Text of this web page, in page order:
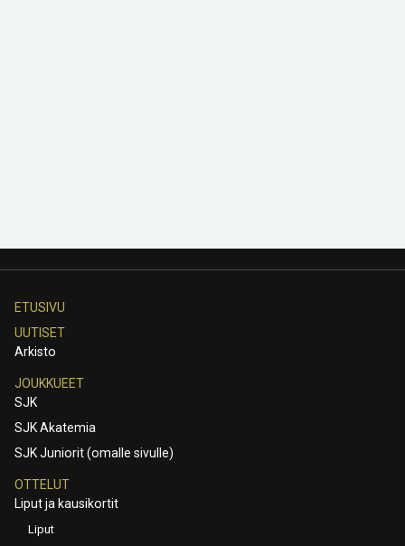
ETUSIVU
UUTISET
Arkisto
JOUKKUEET
SJK
SJK Akatemia
SJK Juniorit (omalle sivulle)
OTTELUT
Liput ja kausikortit
Liput